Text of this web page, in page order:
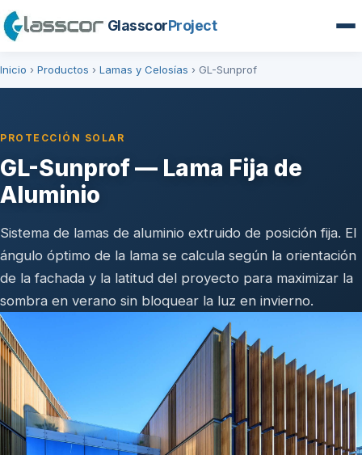
GlasscorProject
Inicio › Productos › Lamas y Celosías › GL-Sunprof
PROTECCIÓN SOLAR
GL-Sunprof — Lama Fija de
Aluminio
Sistema de lamas de aluminio extruido de posición fija. El
ángulo óptimo de la lama se calcula según la orientación
de la fachada y la latitud del proyecto para maximizar la
sombra en verano sin bloquear la luz en invierno.